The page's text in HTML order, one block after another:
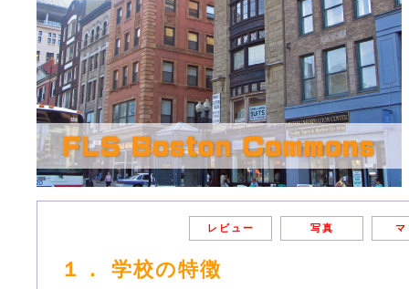
レビュー 写真 マ
１． 学校の特徴